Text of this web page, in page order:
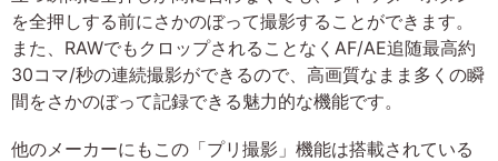
を全押しする前にさかのぼって撮影することができます。
また、RAWでもクロップされることなくAF/AE追随最高約
30コマ/秒の連続撮影ができるので、高画質なまま多くの瞬
間をさかのぼって記録できる魅力的な機能です。
他のメーカーにもこの「プリ撮影」機能は搭載されている